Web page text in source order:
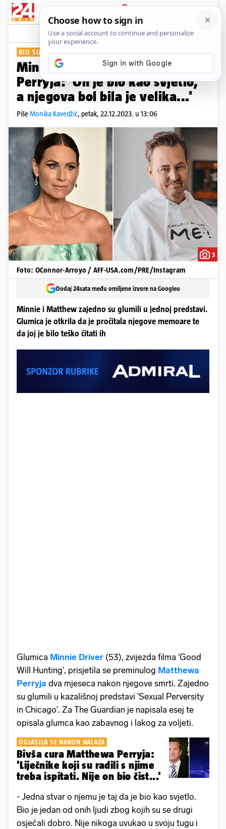
PRIJAVA
Show Komentari
BILI SU KOLEGE
Minnie Driver o smrti Matthewa
Perryja: 'On je bio kao svjetlo,
a njegova bol bila je velika...'
PišeMonika Kavedžić, petak, 22.12.2023. u 13:06
3
Foto: OConnor-Arroyo / AFF-USA.com/PRE/Instagram
Dodaj 24sata među omiljene izvore na Googleu
Minnie i Matthew zajedno su glumili u jednoj predstavi.
Glumica je otkrila da je pročitala njegove memoare te
da joj je bilo teško čitati ih
Glumica Minnie Driver (53), zvijezda filma 'Good
Will Hunting', prisjetila se preminulog Matthewa
Perryja dva mjeseca nakon njegove smrti. Zajedno
su glumili u kazališnoj predstavi 'Sexual Perversity
in Chicago'. Za The Guardian je napisala esej te
opisala glumca kao zabavnog i lakog za voljeti.
OGLASILA SE NAKON NALAZA
Bivša cura Matthewa Perryja:
'Liječnike koji su radili s njime
treba ispitati. Nije on bio čist...'
- Jedna stvar o njemu je taj da je bio kao svjetlo.
Bio je jedan od onih ljudi zbog kojih su se drugi
osjećali dobro. Nije nikoga uvukao u svoju tugu i